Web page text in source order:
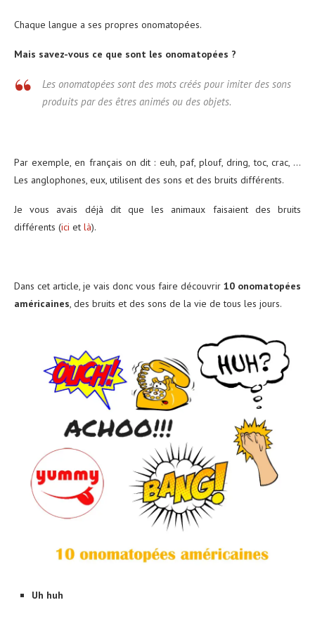
Chaque langue a ses propres onomatopées.
Mais savez-vous ce que sont les onomatopées ?
Les onomatopées sont des mots créés pour imiter des sons
produits par des êtres animés ou des objets.
Par exemple, en français on dit : euh, paf, plouf, dring, toc, crac, …
Les anglophones, eux, utilisent des sons et des bruits différents.
Je vous avais déjà dit que les animaux faisaient des bruits
différents (ici et là).
Dans cet article, je vais donc vous faire découvrir 10 onomatopées
américaines, des bruits et des sons de la vie de tous les jours.
Uh huh